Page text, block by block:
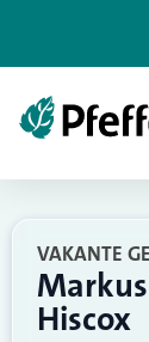
VAKANTE
Hiscox